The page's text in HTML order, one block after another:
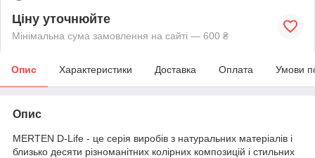
Ціну уточнюйте
Мінімальна сума замовлення на сайті — 600 ₴
Опис Характеристики Доставка Оплата Умови
Опис
MERTEN D-Life - це серія виробів з натуральних матеріалів і
близько десяти різноманітних колірних композицій і стильних